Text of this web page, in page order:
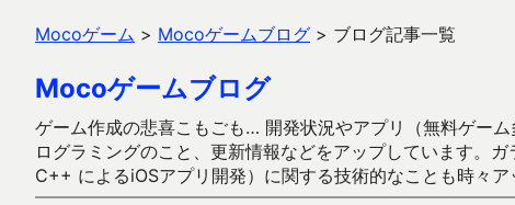
Mocoゲーム > Mocoゲームブログ > ブログ記事一覧
Mocoゲームブログ
ゲーム作成の悲喜こもごも… 開発状況やアプリ（無料ゲー
ログラミングのこと、更新情報などをアップしています。
C++ によるiOSアプリ開発）に関する技術的なことも時々ア